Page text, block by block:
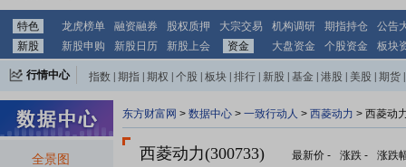
特色 龙虎榜单 融资融券 股权质押 大宗交易 机构调研 期指持仓
公告
新股
新股申购 新股日历 新股上会 资金 大盘资金 个股资金 板块
行情中心 指数 期指 期权 个股 板块 排行 新股 基金 港股 美股 期货
全景图
东方财富网 > 数据中心 > 一致行动人 > 西菱动力 > 西菱动
西菱动力(300733) 最新价 - 涨跌 - 涨跌